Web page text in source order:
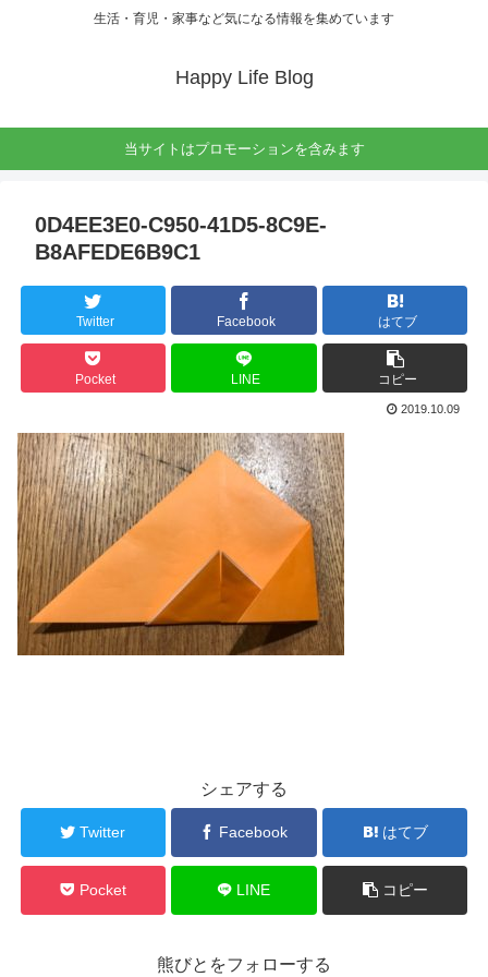
生活・育児・家事など気になる情報を集めています
Happy Life Blog
当サイトはプロモーションを含みます
0D4EE3E0-C950-41D5-8C9E-
B8AFEDE6B9C1
Twitter Facebook はてブ
Pocket LINE コピー
2019.10.09
シェアする
Twitter Facebook はてブ
Pocket LINE コピー
熊びとをフォローする